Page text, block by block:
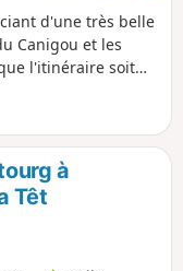
d'une très belle
Canigou et les
l'itinéraire soit
évident. Par
assez pénibles.
à
Têt